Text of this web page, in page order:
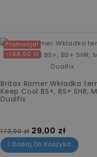
Promocja!
-144,00 zł
Britax Romer Wkładka
Keep Cool BS+, BS+ SHR,
Dualfix
Cena standardowa
173,00 zł Cena
29,00 zł
Dodaj Do Koszyka